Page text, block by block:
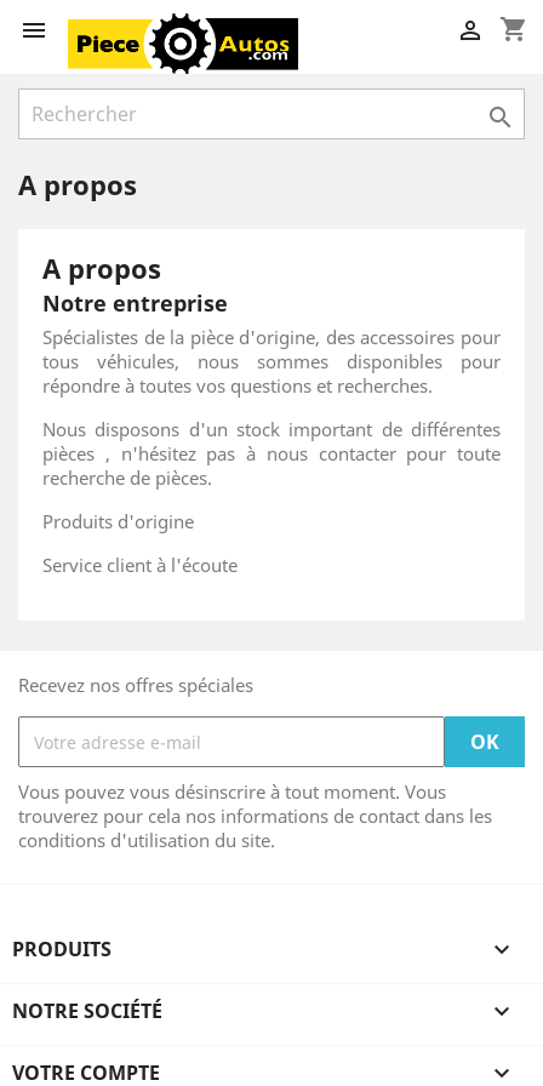
 shopping_cart


A propos
A propos
Notre entreprise
Spécialistes de la pièce d'origine, des accessoires pour
tous véhicules, nous sommes disponibles pour
répondre à toutes vos questions et recherches.
Nous disposons d'un stock important de différentes
pièces , n'hésitez pas à nous contacter pour toute
recherche de pièces.
Produits d'origine
Service client à l'écoute
Recevez nos offres spéciales
Vous pouvez vous désinscrire à tout moment. Vous
trouverez pour cela nos informations de contact dans les
conditions d'utilisation du site.
PRODUITS 
NOTRE SOCIÉTÉ 
VOTRE COMPTE 